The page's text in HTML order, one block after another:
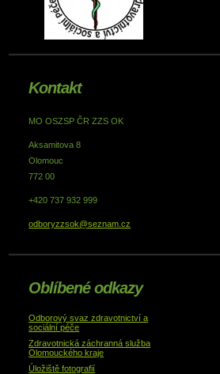
Kontakt
MO OSZSP ČR ZZS OK
Aksamitova 8
Olomouc
772 00
+420 737 932 999
odboryzzsok@seznam.cz
Oblíbené odkazy
Odborový svaz zdravotnictví a
sociální péče
Zdravotnická záchranná služba
Olomouckého kraje
Úložiště fotografií